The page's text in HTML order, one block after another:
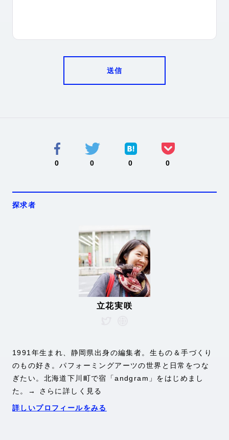
送信
0 0 0 0
探求者
立花実咲
1991年生まれ、静岡県出身の編集者。生もの＆手づくり
のもの好き。パフォーミングアーツの世界と日常をつな
ぎたい。北海道下川町で宿「andgram 」をはじめまし
た。
→ さらに詳しく見る
詳しいプロフィールをみる